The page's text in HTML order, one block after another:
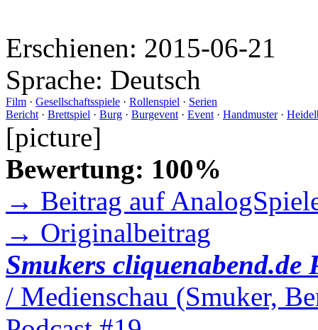
Erschienen: 2015-06-21
Sprache: Deutsch
Film · Gesellschaftsspiele · Rollenspiel · Serien
Bericht · Brettspiel · Burg · Burgevent · Event · Handmuster·
[picture]
Bewertung: 100%
→ Beitrag auf
→ Originalbeitrag
Smukers cliquenabend.de
/ Medienschau (Smuker,